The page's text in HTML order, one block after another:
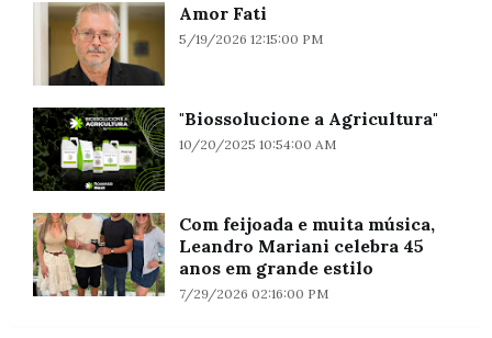
Amor Fati
5/19/2026 12:15:00 PM
"Biossolucione a Agricultura"
10/20/2025 10:54:00 AM
Com feijoada e muita música,
Leandro Mariani celebra 45
anos em grande estilo
7/29/2026 02:16:00 PM